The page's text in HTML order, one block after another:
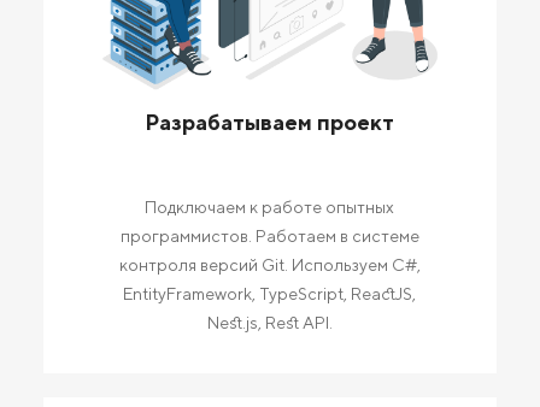
Разрабатываем проект
Подключаем к работе опытных
программистов. Работаем в системе
контроля версий Git. Используем C#,
EntityFramework, TypeScript, ReactJS,
Nest.js, Rest API.